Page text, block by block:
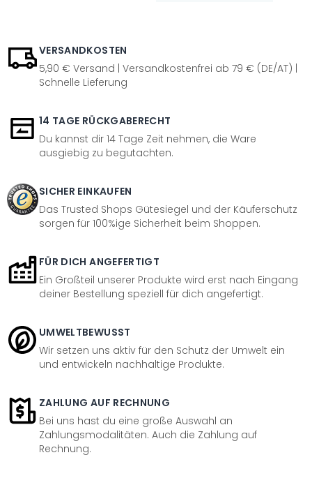
VERSANDKOSTEN
5,90 € Versand | Versandkostenfrei ab 79 € (DE/AT) |
Schnelle Lieferung
14 TAGE RÜCKGABERECHT
Du kannst dir 14 Tage Zeit nehmen, die Ware
ausgiebig zu begutachten.
SICHER EINKAUFEN
Das Trusted Shops Gütesiegel und der Käuferschutz
sorgen für 100%ige Sicherheit beim Shoppen.
FÜR DICH ANGEFERTIGT
Ein Großteil unserer Produkte wird erst nach Eingang
deiner Bestellung speziell für dich angefertigt.
UMWELTBEWUSST
Wir setzen uns aktiv für den Schutz der Umwelt ein
und entwickeln nachhaltige Produkte.
ZAHLUNG AUF RECHNUNG
Bei uns hast du eine große Auswahl an
Zahlungsmodalitäten. Auch die Zahlung auf
Rechnung.